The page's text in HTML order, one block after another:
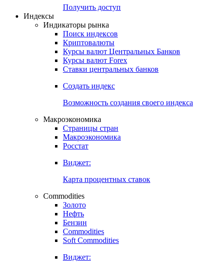
Попробуйте7-дневный
Откройте глобальную базу данных
Получить доступ
Индикаторы рынка
Поиск индексов
Курсы валют Центральных Банков
Ставки центральных банков
Создать индекс
Возможность создания своего индекса
Страницы стран
Росстат
Виджет:
Карта процентных ставок
Commodities
Золото
Бензин